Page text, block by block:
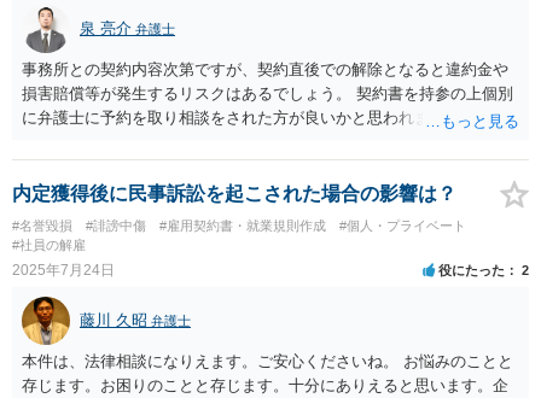
ましょう。 何らかの責任追及がされそうな場合には、口頭で決め
ず、塾側の請求内容とその根拠を記載した書面の交付を求め、事後に
弁護士に相談できるような対応を心掛けましょう。 なお、あなたの
責任を追及するような話であった場合、契約書を弁護士に直接確認し
てもらい、契約内容や該当しそうな条項の文言を正確に確認してもら
った上で対応を検討すべきでしょう。 その上で、今回のケースが契
約の解除事由や違約金条項に該当するのか、形式的に該当するとして
も塾側に実質的な損害がないものとして違約金条項の適用を制限•回避
できないか、違約金条項の（一部）無効等を主張できるか等を精査•検
討して行くことになろうかと思います（事案によっては塾側の請求を
争える可能性もあります）。 その上で、塾側の主張を鵜呑みにぜ
ず、その場で契約解除や違約金の支払いを認めるような言動をしない
ように心掛けておきましょう。 焦らず、悲観し過ぎずに、弁護士の
アドバイスやサポートを受ける等して冷静に対応して行ってくださ
い。
泉 亮介 弁護士
事務所との契約内容次第ですが、契約直後での解除となると違約金や
損害賠償等が発生するリスクはあるでしょう。 契約書を持参の上個別
に弁護士に予約を取り相談をされた方が良いかと思われます。
内定獲得後に民事訴訟を起こされた場合の影響は？
#名誉毀損 #誹謗中傷 #雇用契約書・就業規則作成
#個人・プライベート
#社員の解雇
2025年7月24日 役にたった 2
藤川 久昭 弁護士
本件は、法律相談になりえます。ご安心くださいね。 お悩みのことと
存じます。お困りのことと存じます。十分にありえると思います。企